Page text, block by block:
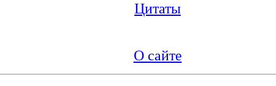
Цитаты
О сайте